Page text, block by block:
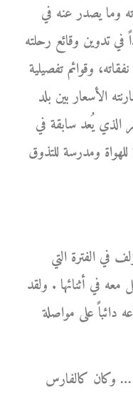
وما يصدر عنه في
تدوين وقائع رحلته
وقوائم تفصيلية
الأسعار بين بلد
الذي يُعد سابقة في
ومدرسة للتذوق
في الفترة التي
في أثنائها . ولقد
دائباً على مواصلة
… وكان كالفارس